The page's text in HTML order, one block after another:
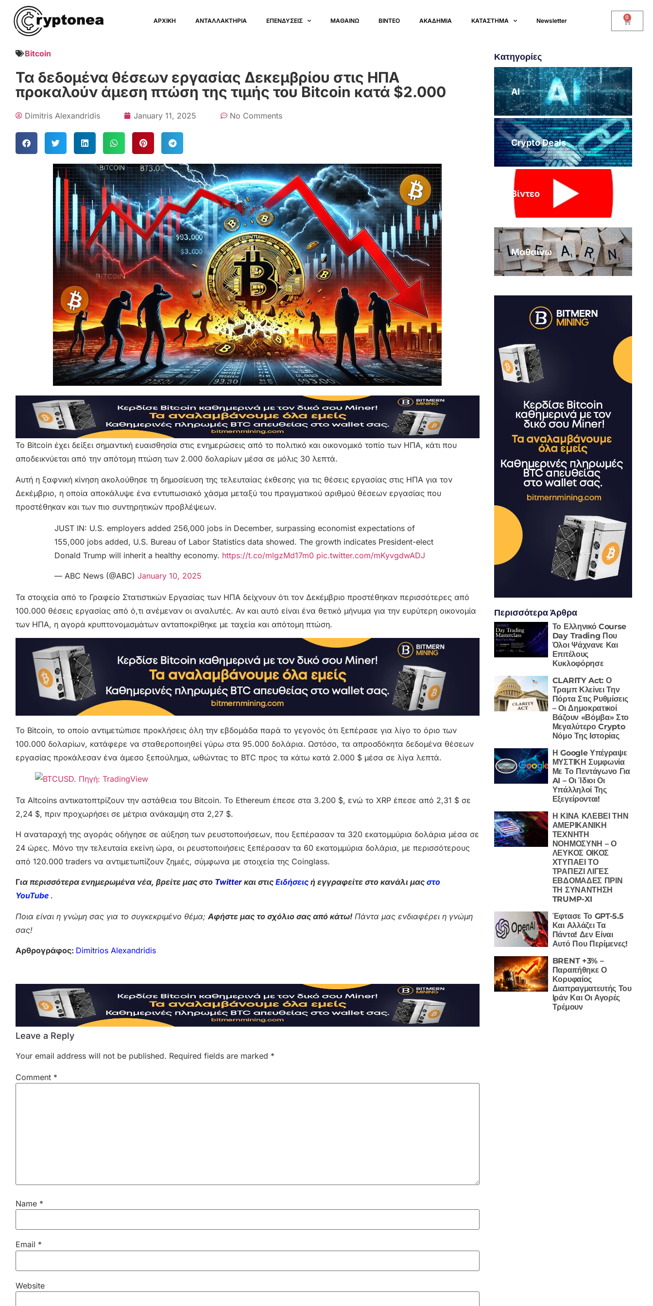
ΑΡΧΙΚΗ ΑΝΤΑΛΛΑΚΤΗΡΙΑ ΕΠΕΝΔΥΣΕΙΣ ΜΑΘΑΙΝΩ ΒΙΝΤΕΟ ΑΚΑΔΗΜΙΑ ΚΑΤΑΣΤΗΜΑ Newsletter 0
Bitcoin
Τα δεδομένα θέσεων εργασίας Δεκεμβρίου στις ΗΠΑ
προκαλούν άμεση πτώση της τιμής του Bitcoin κατά $2.000
Dimitris Alexandridis January 11, 2025 No Comments
Το Bitcoin έχει δείξει σημαντική ευαισθησία στις ενημερώσεις από το πολιτικό και οικονομικό τοπίο των ΗΠΑ, κάτι που
αποδεικνύεται από την απότομη πτώση των 2.000 δολαρίων μέσα σε μόλις 30 λεπτά.
Αυτή η ξαφνική κίνηση ακολούθησε τη δημοσίευση της τελευταίας έκθεσης για τις θέσεις εργασίας στις ΗΠΑ για τον
Δεκέμβριο, η οποία αποκάλυψε ένα εντυπωσιακό χάσμα μεταξύ του πραγματικού αριθμού θέσεων εργασίας που
προστέθηκαν και των πιο συντηρητικών προβλέψεων.
JUST IN: U.S. employers added 256,000 jobs in December, surpassing economist expectations of
155,000 jobs added, U.S. Bureau of Labor Statistics data showed. The growth indicates President-elect
Donald Trump will inherit a healthy economy. https://t.co/mlgzMd17m0 pic.twitter.com/mKyvgdwADJ
— ABC News (@ABC) January 10, 2025
Τα στοιχεία από το Γραφείο Στατιστικών Εργασίας των ΗΠΑ δείχνουν ότι τον Δεκέμβριο προστέθηκαν περισσότερες από
100.000 θέσεις εργασίας από ό,τι ανέμεναν οι αναλυτές. Αν και αυτό είναι ένα θετικό μήνυμα για την ευρύτερη οικονομία
των ΗΠΑ, η αγορά κρυπτονομισμάτων ανταποκρίθηκε με ταχεία και απότομη πτώση.
Το Bitcoin, το οποίο αντιμετώπισε προκλήσεις όλη την εβδομάδα παρά το γεγονός ότι ξεπέρασε για λίγο το όριο των
100.000 δολαρίων, κατάφερε να σταθεροποιηθεί γύρω στα 95.000 δολάρια. Ωστόσο, τα απροσδόκητα δεδομένα θέσεων
εργασίας προκάλεσαν ένα άμεσο ξεπούλημα, ωθώντας το BTC προς τα κάτω κατά 2.000 $ μέσα σε λίγα λεπτά.
Τα Altcoins αντικατοπτρίζουν την αστάθεια του Bitcoin. Το Ethereum έπεσε στα 3.200 $, ενώ το XRP έπεσε από 2,31 $ σε
2,24 $, πριν προχωρήσει σε μέτρια ανάκαμψη στα 2,27 $.
Η αναταραχή της αγοράς οδήγησε σε αύξηση των ρευστοποιήσεων, που ξεπέρασαν τα 320 εκατομμύρια δολάρια μέσα σε
24 ώρες. Μόνο την τελευταία εκείνη ώρα, οι ρευστοποιήσεις ξεπέρασαν τα 60 εκατομμύρια δολάρια, με περισσότερους
από 120.000 traders να αντιμετωπίζουν ζημιές, σύμφωνα με στοιχεία της Coinglass.
Για περισσότερα ενημερωμένα νέα, βρείτε μας στο Twitter και στις Ειδήσεις ή εγγραφείτε στο κανάλι μας στο
YouTube .
Ποια είναι η γνώμη σας για το συγκεκριμένο θέμα; Αφήστε μας το σχόλιο σας από κάτω! Πάντα μας ενδιαφέρει η γνώμη
σας!
Αρθρογράφος: Dimitrios Alexandridis
Leave a Reply
Your email address will not be published. Required fields are marked *
Comment *
Name *
Email *
Website
Κατηγορίες
AI
Crypto Deals
Βίντεο
Μαθαίνω
Περισσότερα Άρθρα
Το Ελληνικό Course
Day Trading Που
Όλοι Ψάχνανε Και
Επιτέλους
Κυκλοφόρησε
CLARITY Act: Ο
Τραμπ Κλείνει Την
Πόρτα Στις Ρυθμίσεις
– Οι Δημοκρατικοί
Βάζουν «Βόμβα» Στο
Μεγαλύτερο Crypto
Νόμο Της Ιστορίας
Η Google Υπέγραψε
ΜΥΣΤΙΚΗ Συμφωνία
Με Το Πεντάγωνο Για
AI – Οι Ίδιοι Οι
Υπάλληλοί Της
Εξεγείρονται!
Η ΚΙΝΑ ΚΛΕΒΕΙ ΤΗΝ
ΑΜΕΡΙΚΑΝΙΚΗ
ΤΕΧΝΗΤΗ
ΝΟΗΜΟΣΥΝΗ – Ο
ΛΕΥΚΟΣ ΟΙΚΟΣ
ΧΤΥΠΑΕΙ ΤΟ
ΤΡΑΠΕΖΙ ΛΙΓΕΣ
ΕΒΔΟΜΑΔΕΣ ΠΡΙΝ
ΤΗ ΣΥΝΑΝΤΗΣΗ
TRUMP-XI
Έφτασε Το GPT-5.5
Και Αλλάζει Τα
Πάντα! Δεν Είναι
Αυτό Που Περίμενες!
BRENT +3% –
Παραιτήθηκε Ο
Κορυφαίος
Διαπραγματευτής Του
Ιράν Και Οι Αγορές
Τρέμουν